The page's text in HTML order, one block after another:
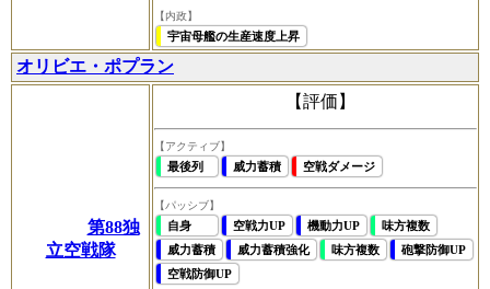
【内政】
宇宙母艦の生産速度上昇
オリビエ・ポプラン
第88独
立空戦隊
【評価】
【アクティブ】
最後列 威力蓄積 空戦ダメージ
【パッシブ】
自身 空戦力UP 機動力UP
味方複数
威力蓄積
威力蓄積強化 味方複数
砲撃防御UP
空戦防御UP